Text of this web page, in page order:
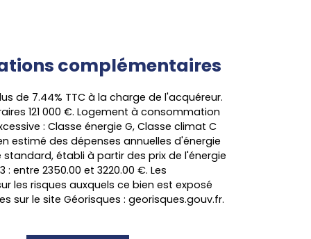
complémentaires
de 7.44% TTC à la charge de l'acquéreur.
121 000 €. Logement à consommation
: Classe énergie G, Classe climat C
estimé des dépenses annuelles d'énergie
établi à partir des prix de l'énergie
: entre 2350.00 et 3220.00 €. Les
les risques auxquels ce bien est exposé
sur le site Géorisques : georisques.gouv.fr.